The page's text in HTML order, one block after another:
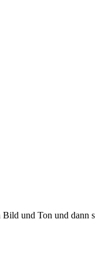
und Ton und